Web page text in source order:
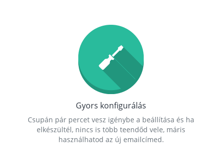
Gyors konfigurálás
Csupán pár percet vesz igénybe a beállítása és ha
elkészültél, nincs is több teendőd vele, máris
használhatod az új emailcímed.